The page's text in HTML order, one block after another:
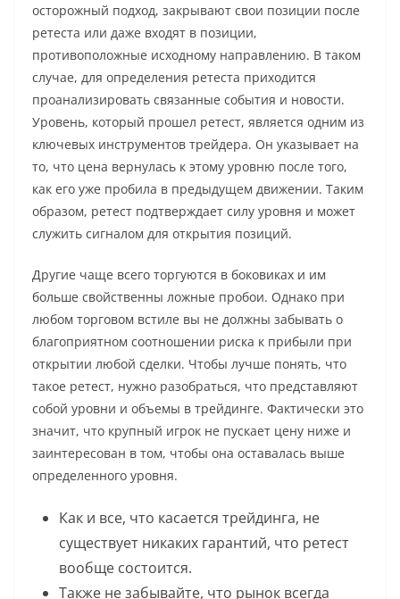
осторожный подход, закрывают свои позиции после
ретеста или даже входят в позиции,
противоположные исходному направлению. В таком
случае, для определения ретеста приходится
проанализировать связанные события и новости.
Уровень, который прошел ретест, является одним из
ключевых инструментов трейдера. Он указывает на
то, что цена вернулась к этому уровню после того,
как его уже пробила в предыдущем движении. Таким
образом, ретест подтверждает силу уровня и может
служить сигналом для открытия позиций.
Другие чаще всего торгуются в боковиках и им
больше свойственны ложные пробои. Однако при
любом торговом встиле вы не должны забывать о
благоприятном соотношении риска к прибыли при
открытии любой сделки. Чтобы лучше понять, что
такое ретест, нужно разобраться, что представляют
собой уровни и объемы в трейдинге. Фактически это
значит, что крупный игрок не пускает цену ниже и
заинтересован в том, чтобы она оставалась выше
определенного уровня.
Как и все, что касается трейдинга, не
существует никаких гарантий, что ретест
вообще состоится.
Также не забывайте, что рынок всегда